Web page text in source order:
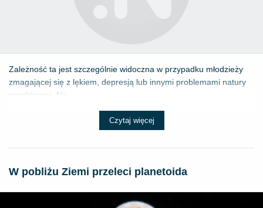
Zależność ta jest szczególnie widoczna w przypadku młodzieży
zmagającej się z lękiem, depresją lub innymi problemami natury
psychicznej. Na...
Czytaj więcej
W pobliżu Ziemi przeleci planetoida